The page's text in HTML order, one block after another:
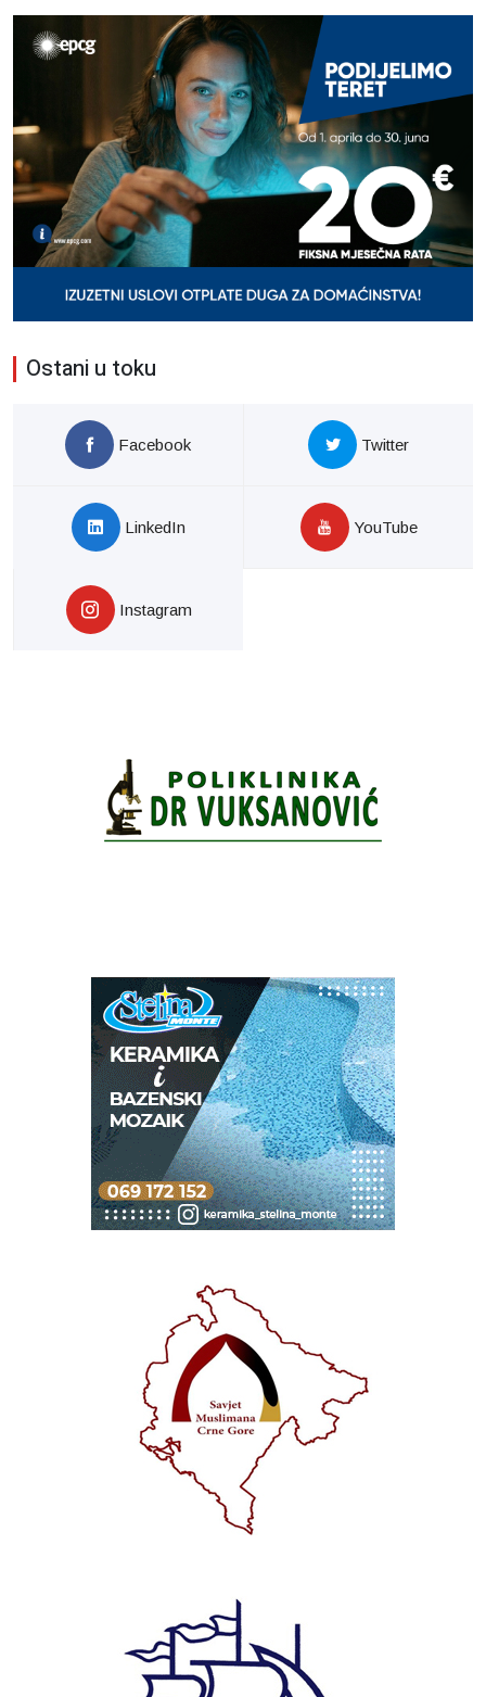
Ostani u toku
Facebook Twitter
LinkedIn YouTube
Instagram